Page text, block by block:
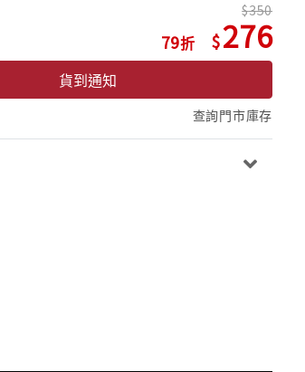
79
350
276
貨到通知
查詢門市庫存